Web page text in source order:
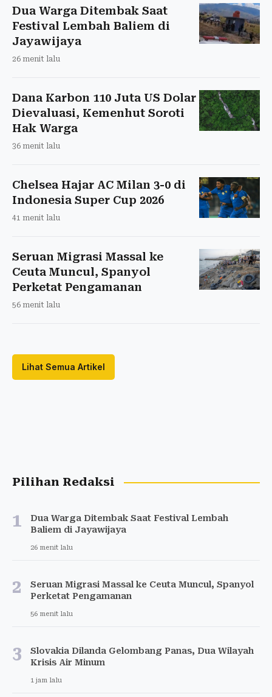
Dua Warga Ditembak Saat
Festival Lembah Baliem di
Jayawijaya
26 menit lalu
Dana Karbon 110 Juta US Dolar
Dievaluasi, Kemenhut Soroti
Hak Warga
36 menit lalu
Chelsea Hajar AC Milan 3-0 di
Indonesia Super Cup 2026
41 menit lalu
Seruan Migrasi Massal ke
Ceuta Muncul, Spanyol
Perketat Pengamanan
56 menit lalu
Lihat Semua Artikel
Pilihan Redaksi
1
Dua Warga Ditembak Saat Festival Lembah
Baliem di Jayawijaya
26 menit lalu
2
Seruan Migrasi Massal ke Ceuta Muncul, Spanyol
Perketat Pengamanan
56 menit lalu
3
Slovakia Dilanda Gelombang Panas, Dua Wilayah
Krisis Air Minum
1 jam lalu